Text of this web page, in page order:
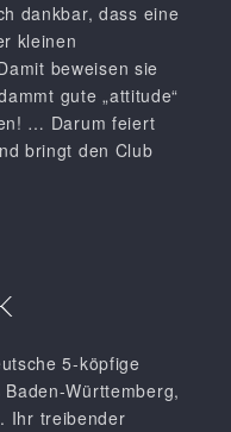
dankbar, dass eine
kleinen
beweisen sie
gute „attitude“
… Darum feiert
bringt den Club
5-köpfige
Württemberg,
Ihr treibender